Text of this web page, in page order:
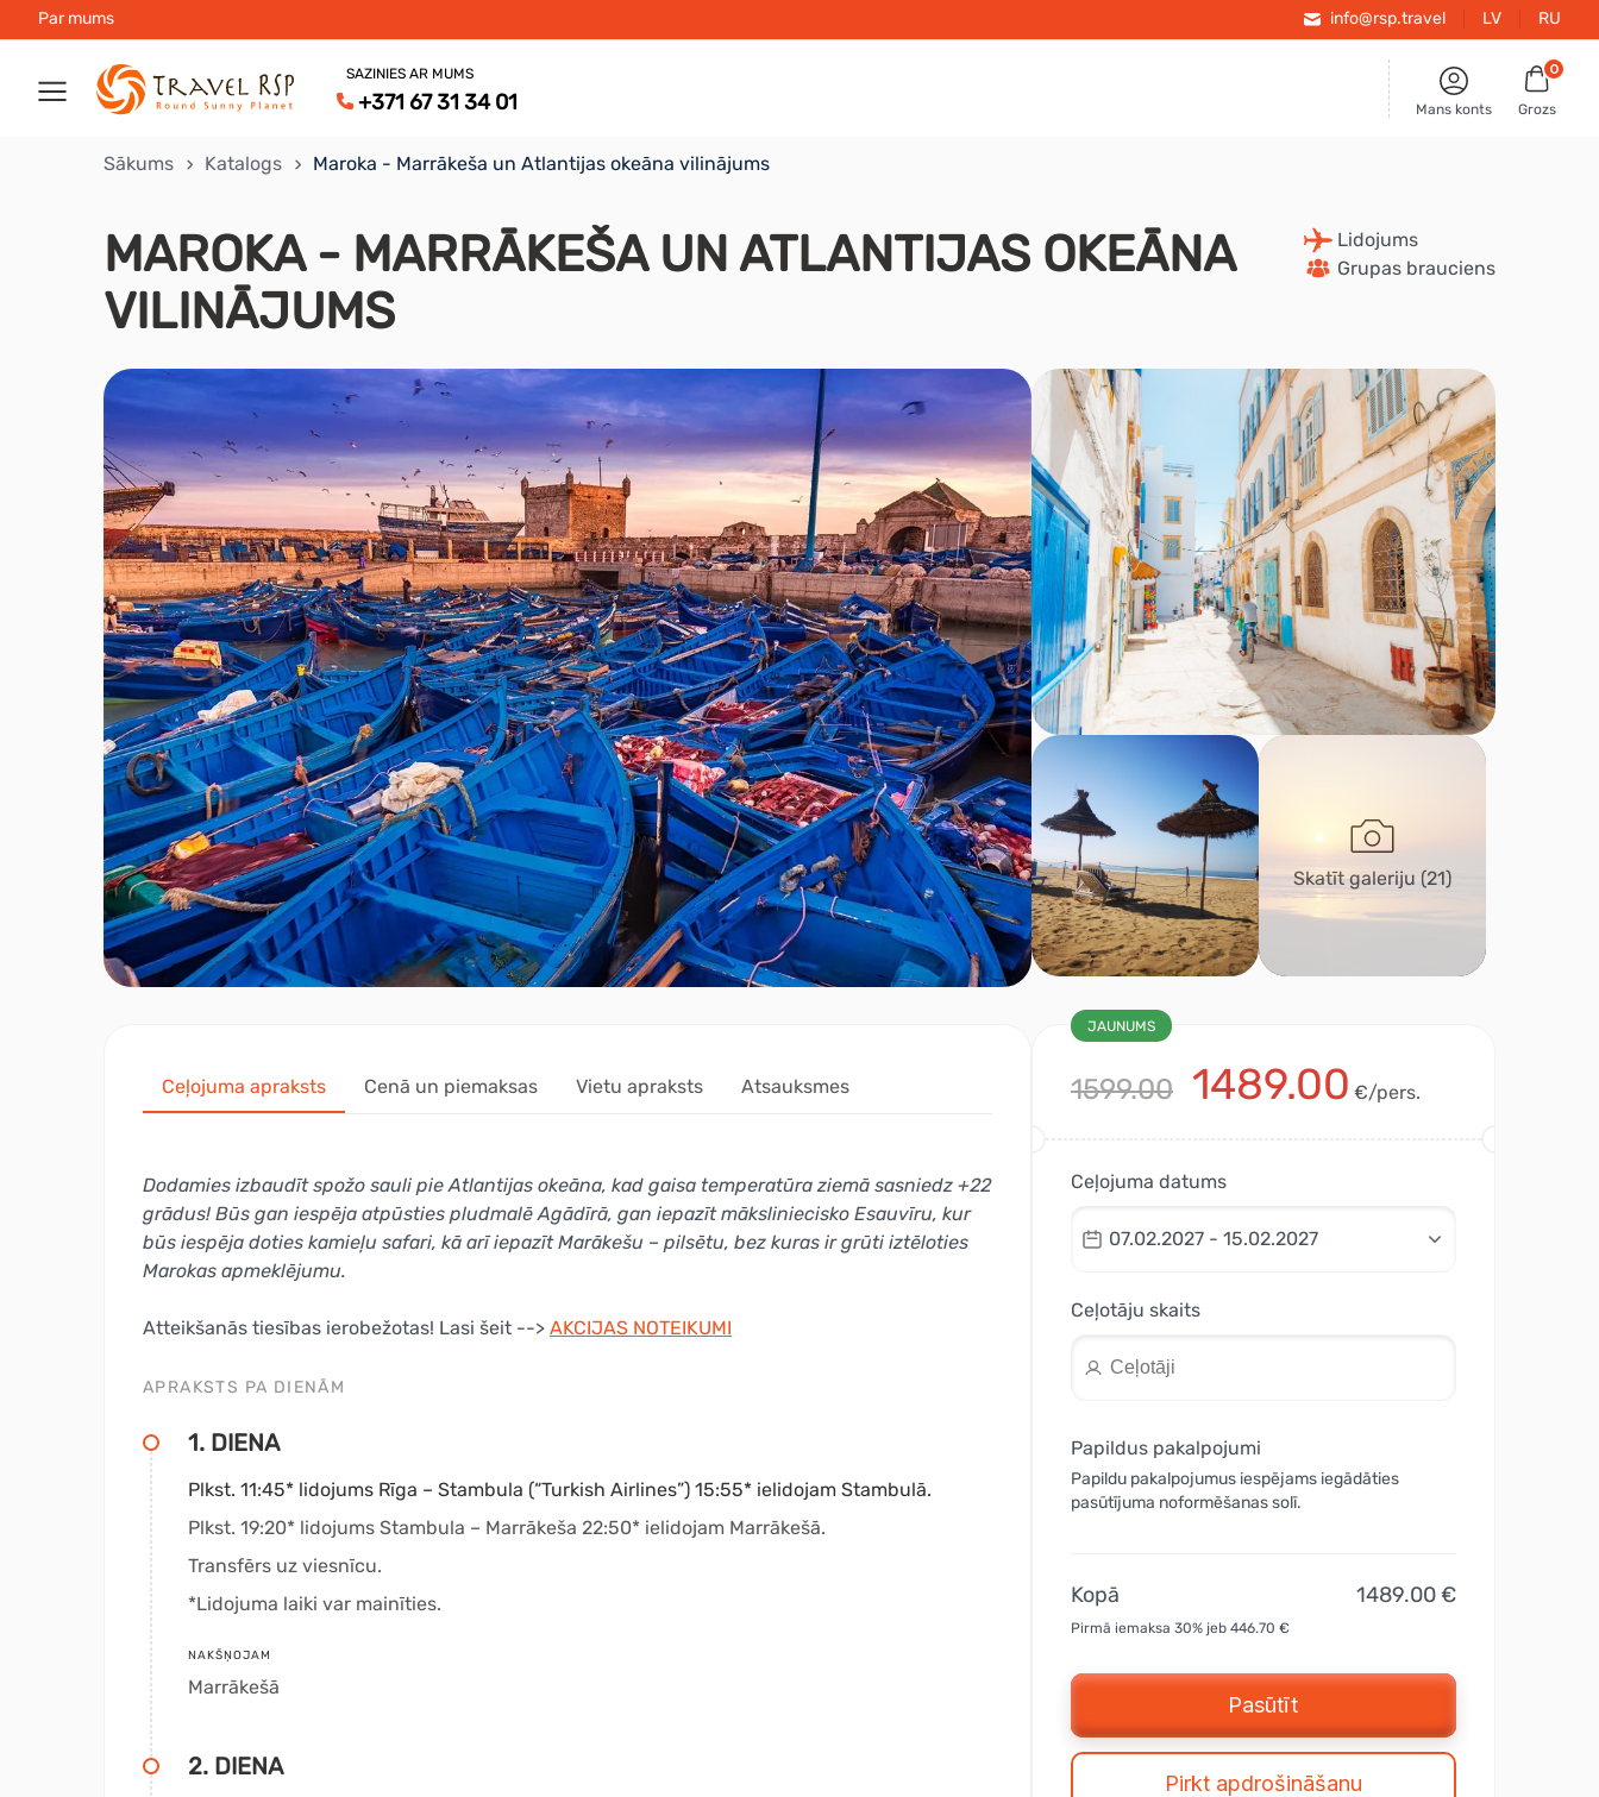
Par mums info@rsp.travel LV RU
SAZINIES AR MUMS
+371 67 31 34 01 Mans konts
0
Grozs
Sākums Katalogs Maroka - Marrākeša un Atlantijas okeāna vilinājums
MAROKA - MARRĀKEŠA UN ATLANTIJAS OKEĀNA
VILINĀJUMS
Lidojums
Grupas brauciens
Skatīt galeriju (21)
Ceļojuma apraksts Cenā un piemaksas Vietu apraksts Atsauksmes
Dodamies izbaudīt spožo sauli pie Atlantijas okeāna, kad gaisa temperatūra ziemā sasniedz +22
grādus! Būs gan iespēja atpūsties pludmalē Agādīrā, gan iepazīt māksliniecisko Esauvīru, kur
būs iespēja doties kamieļu safari, kā arī iepazīt Marākešu – pilsētu, bez kuras ir grūti iztēloties
Marokas apmeklējumu.
Atteikšanās tiesības ierobežotas! Lasi šeit --> AKCIJAS NOTEIKUMI
APRAKSTS PA DIENĀM
1. DIENA
Plkst. 11:45* lidojums Rīga – Stambula (“Turkish Airlines”) 15:55* ielidojam Stambulā.
Plkst. 19:20* lidojums Stambula – Marrākeša 22:50* ielidojam Marrākešā.
Transfērs uz viesnīcu.
*Lidojuma laiki var mainīties.
NAKŠŅOJAM
Marrākešā
2. DIENA
JAUNUMS
1599.00 1489.00 €/pers.
Ceļojuma datums
07.02.2027 - 15.02.2027
Ceļotāju skaits
Papildus pakalpojumi
Papildu pakalpojumus iespējams iegādāties
pasūtījuma noformēšanas solī.
Kopā 1489.00 €
Pirmā iemaksa 30% jeb 446.70 €
Pasūtīt
Pirkt apdrošināšanu